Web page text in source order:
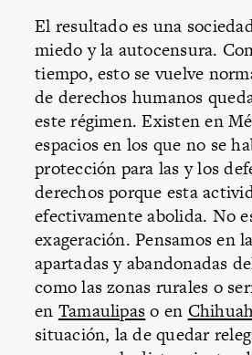
El resultado es una
miedo y la autocensura.
tiempo, esto se vuelve
de derechos humanos
este régimen. Existen en
espacios en los que no se
protección para las y los
derechos porque esta
efectivamente abolida. No
exageración. Pensamos en
apartadas y abandonadas
como las zonas rurales o
en Tamaulipaso en
situación, la de quedar